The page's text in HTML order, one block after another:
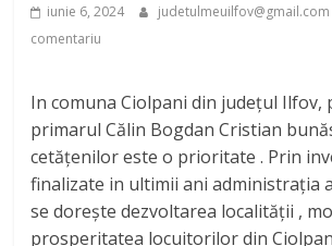
iunie 6, 2024 judetulmeuilfov@gmail.com
comentariu
In comuna Ciolpani din județul Ilfov,
primarul Călin Bogdan Cristian
cetățenilor este o prioritate . Prin
finalizate in ultimii ani administrația
se dorește dezvoltarea localității ,
prosperitatea locuitorilor din